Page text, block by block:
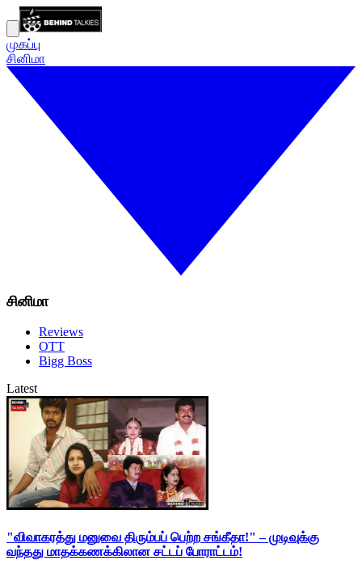
முகப்பு
சினிமா
சினிமா
Reviews
OTT
Bigg Boss
Latest
"விவாகரத்து மனுவை திரும்பப் பெற்ற சங்கீதா!" – முடிவுக்கு
வந்தது மாதக்கணக்கிலான சட்டப் போராட்டம்!